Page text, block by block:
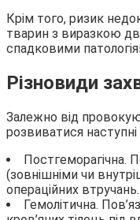
Крім того, ризик
тварин з виразкою
спадковими
Різновиди
Залежно від
розвиватися
Постгеморагічна.
(зовнішніми чи
операційних втручань.
Гемолітична.